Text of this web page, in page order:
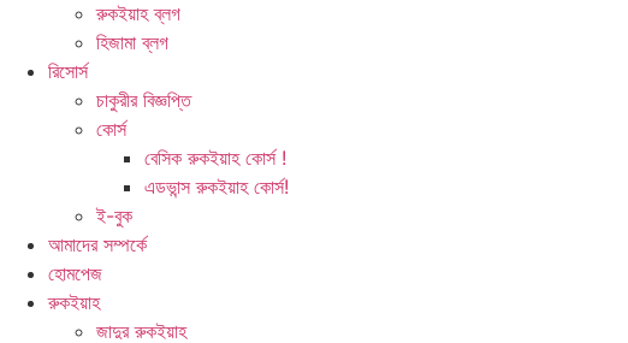
রুকইয়াহ ব্লগ
হিজামা ব্লগ
রিসোর্স
চাকুরীর বিজ্ঞপ্তি
কোর্স
বেসিক রুকইয়াহ কোর্স !
এডভান্স রুকইয়াহ কোর্স!
ই-বুক
আমাদের সম্পর্কে
হোমপেজ
রুকইয়াহ
জাদুর রুকইয়াহ